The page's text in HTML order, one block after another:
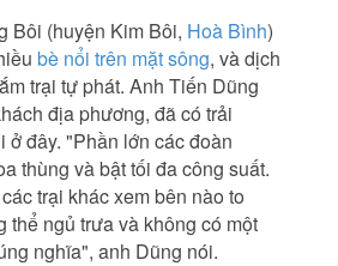
Bôi (huyện Kim Bôi, Hoà Bình)
bè nổi trên mặt sông, và dịch
trại tự phát. Anh Tiến Dũng
địa phương, đã có trải
ở đây. "Phần lớn các đoàn
thùng và bật tối đa công suất.
trại khác xem bên nào to
thể ngủ trưa và không có một
nghĩa", anh Dũng nói.